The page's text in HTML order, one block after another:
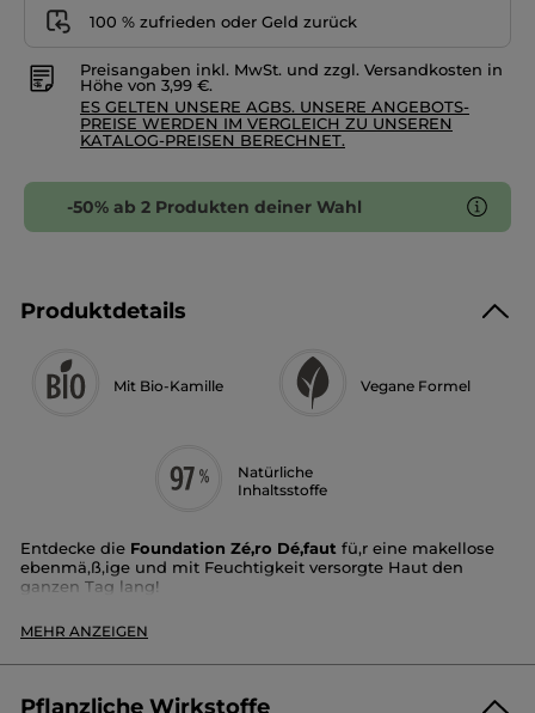
100 % zufrieden oder Geld zurück
Preisangaben inkl. MwSt. und zzgl. Versandkosten in
Höhe von 3,99 €.
ES GELTEN UNSERE AGBS. UNSERE ANGEBOTS-
PREISE WERDEN IM VERGLEICH ZU UNSEREN
KATALOG-PREISEN BERECHNET.
-50% ab 2 Produkten deiner Wahl
Produktdetails
Mit Bio-Kamille Vegane Formel
Natürliche
Inhaltsstoffe
Entdecke die Foundation Zé,ro Dé,faut fü,r eine makellose
ebenmä,ß,ige und mit Feuchtigkeit versorgte Haut den
ganzen Tag lang!
Deckkraft
Finish: Zweite-Haut-Effekt 12h lang
Textur: leicht und flü,ssig, die trockenen Hautzonen
Farbnuance: goldfarben
MEHR ANZEIGEN
Pflanzliche Wirkstoffe